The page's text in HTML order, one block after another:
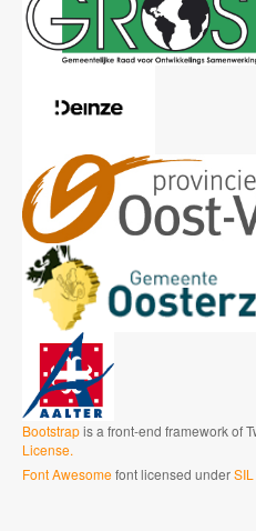
Bootstrapis a front-end framework of
License.
Font Awesomefont licensed under